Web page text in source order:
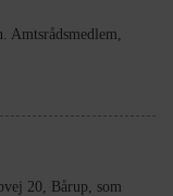
Amtsrådsmedlem,
20, Bårup, som